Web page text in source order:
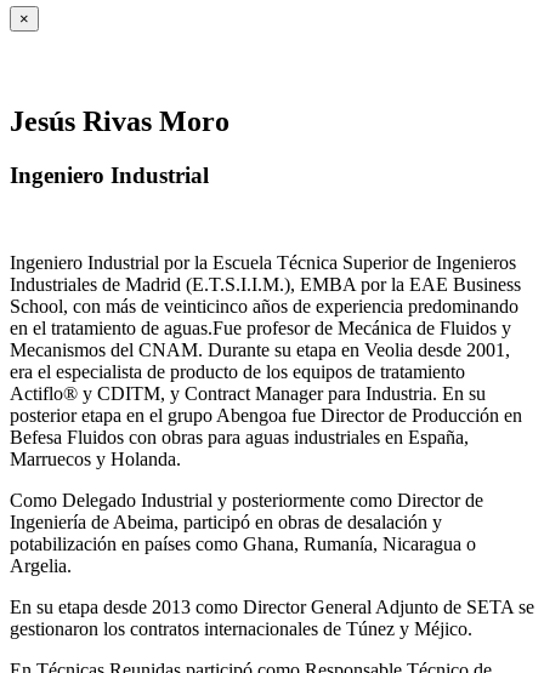
×
Jesús Rivas Moro
Ingeniero Industrial
Ingeniero Industrial por la Escuela Técnica Superior de Ingenieros
Industriales de Madrid (E.T.S.I.I.M.), EMBA por la EAE Business
School, con más de veinticinco años de experiencia predominando
en el tratamiento de aguas.Fue profesor de Mecánica de Fluidos y
Mecanismos del CNAM. Durante su etapa en Veolia desde 2001,
era el especialista de producto de los equipos de tratamiento
Actiflo® y CDITM, y Contract Manager para Industria. En su
posterior etapa en el grupo Abengoa fue Director de Producción en
Befesa Fluidos con obras para aguas industriales en España,
Marruecos y Holanda.
Como Delegado Industrial y posteriormente como Director de
Ingeniería de Abeima, participó en obras de desalación y
potabilización en países como Ghana, Rumanía, Nicaragua o
Argelia.
En su etapa desde 2013 como Director General Adjunto de SETA se
gestionaron los contratos internacionales de Túnez y Méjico.